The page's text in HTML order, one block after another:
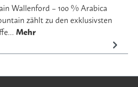
Wallenford – 100 % Arabica
zählt zu den exklusivsten
Mehr